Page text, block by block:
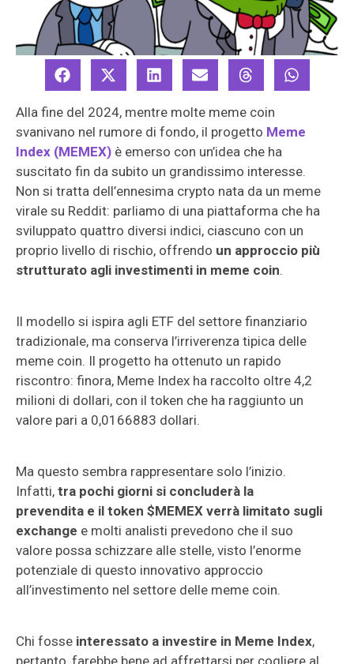
Alla fine del 2024, mentre molte meme coin
svanivano nel rumore di fondo, il progetto Meme
Index (MEMEX) è emerso con un’idea che ha
suscitato fin da subito un grandissimo interesse.
Non si tratta dell’ennesima crypto nata da un meme
virale su Reddit: parliamo di una piattaforma che ha
sviluppato quattro diversi indici, ciascuno con un
proprio livello di rischio, offrendo un approccio più
strutturato agli investimenti in meme coin.
Il modello si ispira agli ETF del settore finanziario
tradizionale, ma conserva l’irriverenza tipica delle
meme coin. Il progetto ha ottenuto un rapido
riscontro: finora, Meme Index ha raccolto oltre 4,2
milioni di dollari, con il token che ha raggiunto un
valore pari a 0,0166883 dollari.
Ma questo sembra rappresentare solo l’inizio.
Infatti, tra pochi giorni si concluderà la
prevendita e il token $MEMEX verrà limitato sugli
exchange e molti analisti prevedono che il suo
valore possa schizzare alle stelle, visto l’enorme
potenziale di questo innovativo approccio
all’investimento nel settore delle meme coin.
Chi fosse interessato a investire in Meme Index,
pertanto, farebbe bene ad affrettarsi per cogliere al